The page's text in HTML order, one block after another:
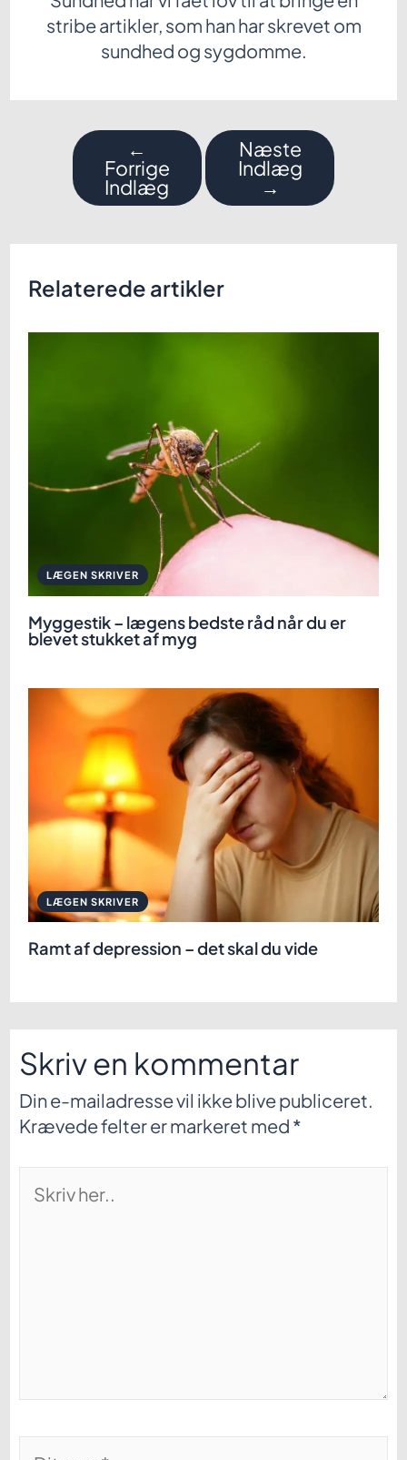
stribe artikler, som han har skrevet om
sundhed og sygdomme.
Indlægsnavigation
←
Forrige
Indlæg
Næste
Indlæg
→
Relaterede artikler
Myggestik – lægens bedste råd når du er
blevet stukket af myg
LÆGEN SKRIVER
Ramt af depression – det skal du vide
LÆGEN SKRIVER
Skriv en kommentar
Din e-mailadresse vil ikke blive publiceret.
Krævede felter er markeret med *
her..